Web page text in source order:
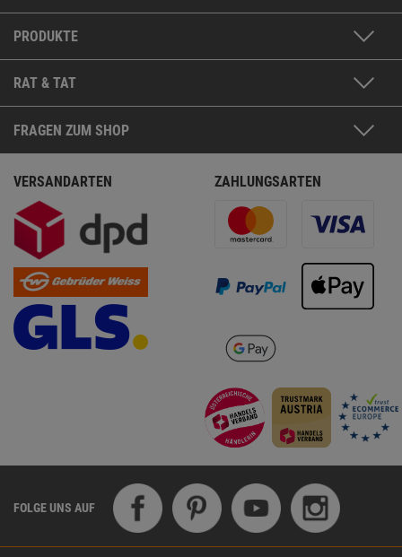
PRODUKTE
RAT & TAT
FRAGEN ZUM SHOP
VERSANDARTEN ZAHLUNGSARTEN
FOLGE UNS AUF